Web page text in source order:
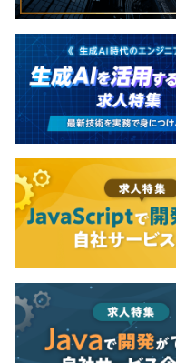
・厚生年金
・ソニー株式会社従業
・ソニーグループ共通
など
無期雇用
試用期間：3ヶ月